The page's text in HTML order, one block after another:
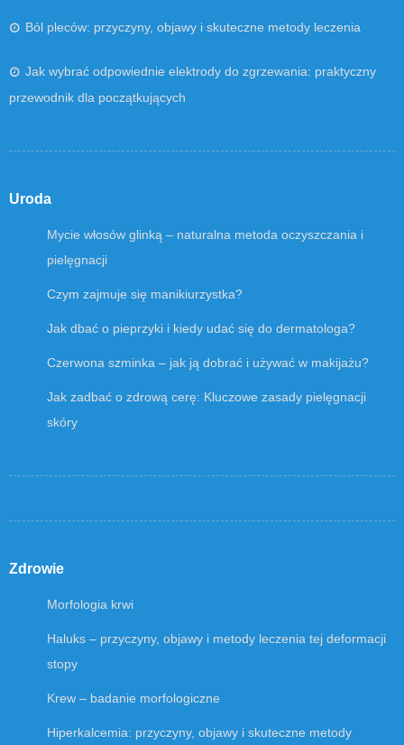
Ból pleców: przyczyny, objawy i skuteczne metody leczenia
Jak wybrać odpowiednie elektrody do zgrzewania: praktyczny
przewodnik dla początkujących
Uroda
Mycie włosów glinką – naturalna metoda oczyszczania i
pielęgnacji
Czym zajmuje się manikiurzystka?
Jak dbać o pieprzyki i kiedy udać się do dermatologa?
Czerwona szminka – jak ją dobrać i używać w makijażu?
Jak zadbać o zdrową cerę: Kluczowe zasady pielęgnacji
skóry
Zdrowie
Morfologia krwi
Haluks – przyczyny, objawy i metody leczenia tej deformacji
stopy
Krew – badanie morfologiczne
Hiperkalcemia: przyczyny, objawy i skuteczne metody